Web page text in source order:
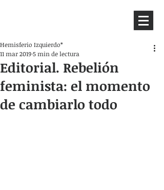
Editorial. Rebelión
feminista: el momento
de cambiarlo todo
Hemisferio Izquierdo*
11 mar 20195 min de lectura